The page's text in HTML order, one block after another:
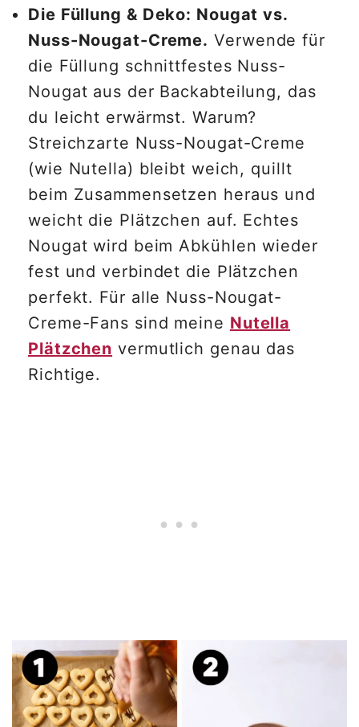
Die Füllung & Deko: Nougat vs.
Nuss-Nougat-Creme. Verwende für
die Füllung schnittfestes Nuss-
Nougat aus der Backabteilung, das
du leicht erwärmst. Warum?
Streichzarte Nuss-Nougat-Creme
(wie Nutella) bleibt weich, quillt
beim Zusammensetzen heraus und
weicht die Plätzchen auf. Echtes
Nougat wird beim Abkühlen wieder
fest und verbindet die Plätzchen
perfekt. Für alle Nuss-Nougat-
Creme-Fans sind meine Nutella
Plätzchen vermutlich genau das
Richtige.